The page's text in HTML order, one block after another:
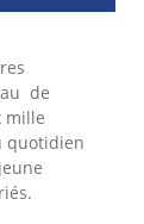
de
mille
quotidien